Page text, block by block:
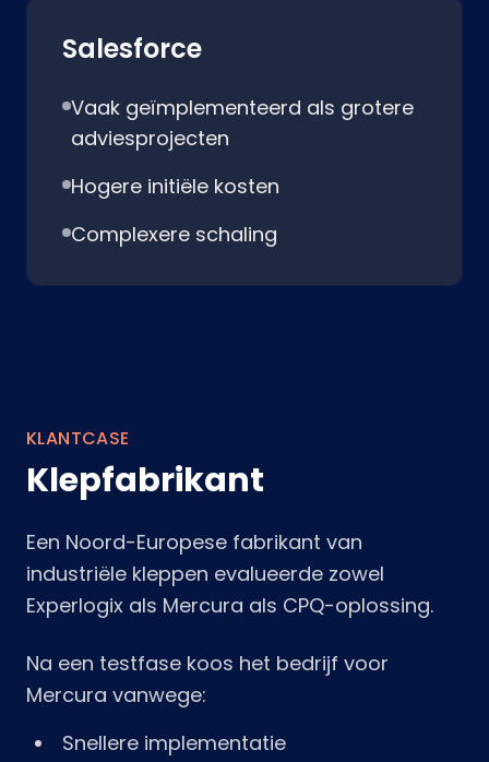
Salesforce
Vaak geïmplementeerd als grotere
adviesprojecten
Hogere initiële kosten
Complexere schaling
KLANTCASE
Klepfabrikant
Een Noord-Europese fabrikant van
industriële kleppen evalueerde zowel
Experlogix als Mercura als CPQ-oplossing.
Na een testfase koos het bedrijf voor
Mercura vanwege:
Snellere implementatie